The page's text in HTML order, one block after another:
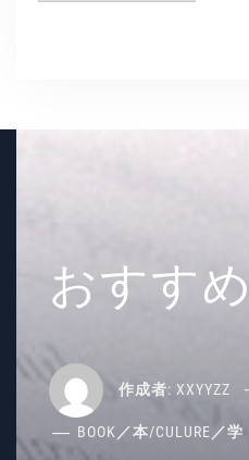
おすすめ
作成者: XXYYZZ
BOOK／本/CULURE／学